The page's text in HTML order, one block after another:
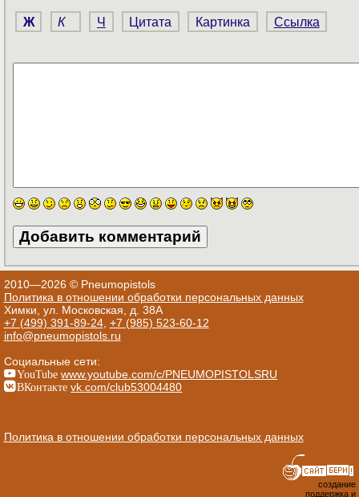
Ж К Ч Цитата Картинка Ссылка
2010—2026 © Pneumopistols
Политика в отношении обработки персональных данных
Химки, ул. Московская, д. 38А
+7 (499) 391-89-24, +7 (985) 523-60-12
info@pneumopistols.ru
Социальные сети:
YouTube www.youtube.com/c/PNEUMOPISTOLSRU
ВКонтакте vk.com/club53004480
Политика в отношении обработки персональных данных
создание
поддержка и